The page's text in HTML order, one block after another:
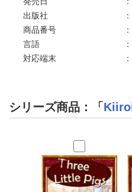
出版社
：
商品番号
：
言語
：
対応端末
：
シリーズ商品：「